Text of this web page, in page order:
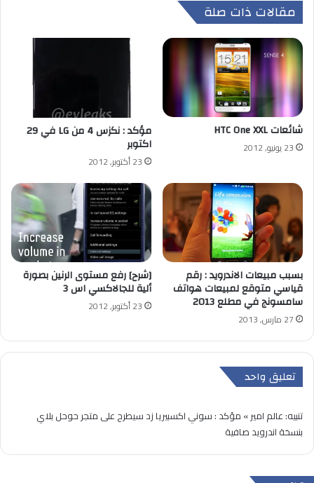
مقالات ذات صلة
شائعات HTC One XXL
23 يونيو, 2012
مؤكد : نكزس 4 من LG في 29
اكتوبر
23 أكتوبر, 2012
بسبب مبيعات الاندرويد : رقم
قياسي متوقع لمبيعات هواتف
سامسونج في مطلع 2013
27 مارس, 2013
[شرح] رفع مستوى الرنين بصورة
ألية للجالاكسي اس 3
23 أكتوبر, 2012
تعليق واحد
تنبيه:عالم امير » مؤكد : سوني اكسبيريا زد سيطرح على متجر حوحل بلاي
بنسخة اندرويد صافية